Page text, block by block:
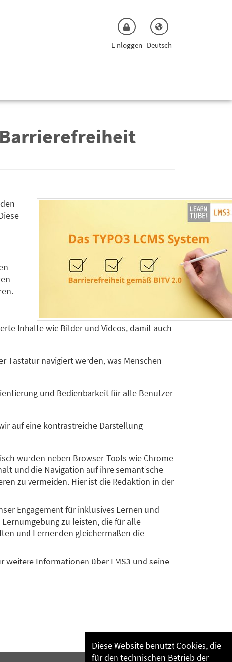
Einloggen Deutsch
Barrierefreiheit
Inhalte wie Bilder und Videos, damit auch
Tastatur navigiert werden, was Menschen
und Bedienbarkeit für alle Benutzer
auf eine kontrastreiche Darstellung
wurden neben Browser-Tools wie Chrome
und die Navigation auf ihre semantische
zu vermeiden. Hier ist die Redaktion in der
Engagement für inklusives Lernen und
zu leisten, die für alle
und Lernenden gleichermaßen die
weitere Informationen über LMS3 und seine
Diese Website benutzt Cookies, die
für den technischen Betrieb der